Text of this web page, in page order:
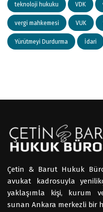
teknoloji hukuku VDK
vergi mahkemesi VUK
Yürütmeyi Durdurma İdari
Çetin & Barut Hukuk
avukat kadrosuyla
yaklaşımla kişi, kurum
sunan Ankara merkezli bir